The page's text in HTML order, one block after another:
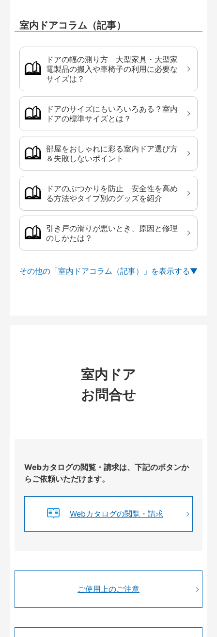
室内ドアコラム（記事）
ドアの幅の測り方 大型家具・大型家
電製品の搬入や車椅子の利用に必要な
サイズは？
ドアのサイズにもいろいろある？室内
ドアの標準サイズとは？
部屋をおしゃれに彩る室内ドア選び方
＆失敗しないポイント
ドアのぶつかりを防止 安全性を高め
る方法やタイプ別のグッズを紹介
引き戸の滑りが悪いとき、原因と修理
のしかたは？
その他の「室内ドアコラム（記事）」を
室内ドア
お問合せ
Webカタログの閲覧・請求は、下記のボタンか
らご依頼いただけます。
Webカタログの閲覧・請求
ご使用上のご注意